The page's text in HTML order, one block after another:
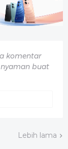
komentar
buat
Lebih lama